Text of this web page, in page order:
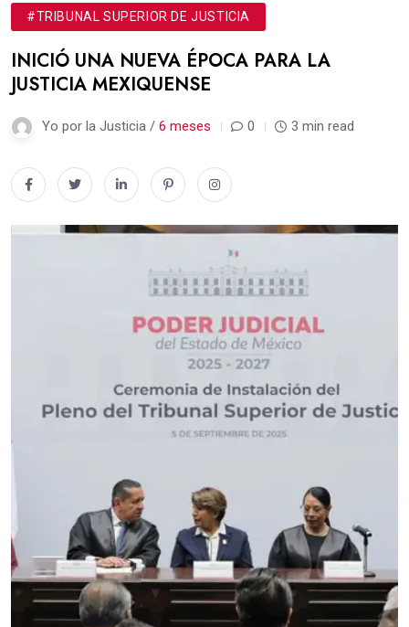
#TRIBUNAL SUPERIOR DE JUSTICIA
INICIÓ UNA NUEVA ÉPOCA PARA LA
JUSTICIA MEXIQUENSE
Yo por la Justicia / 6 meses 0 3 min read